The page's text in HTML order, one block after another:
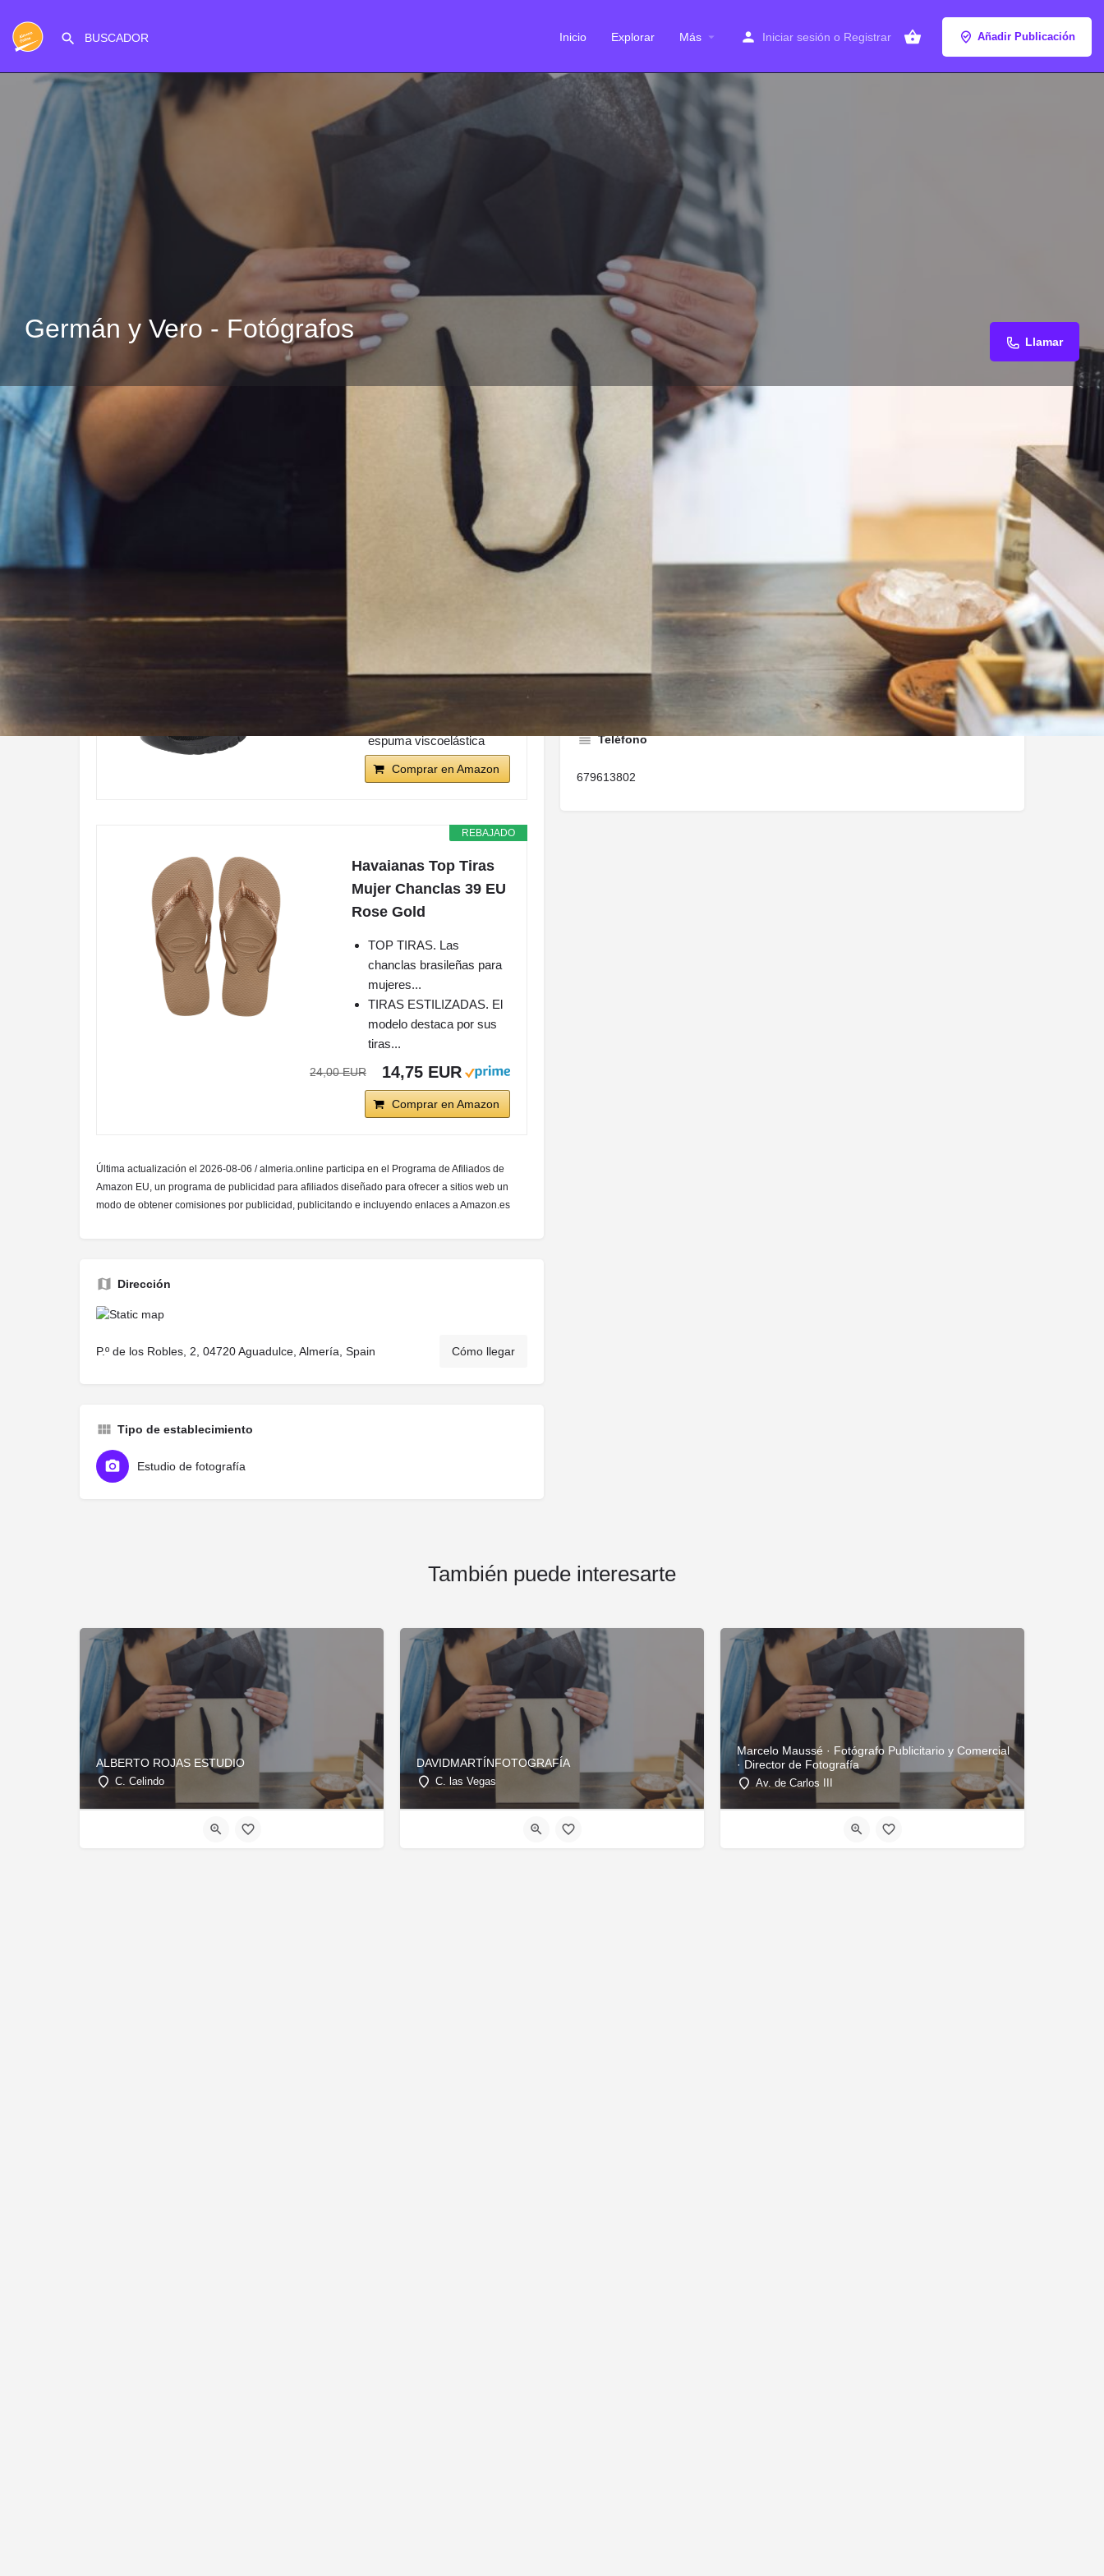
Inicio Explorar Más Iniciar sesión o Registrar Añadir Publicación
Germán y Vero - Fotógrafos Llamar
Descripción 0
Guardar Compartir
Forro de tela suave para
Plantilla acolchada de
espuma viscoelástica
Comprar en Amazon
REBAJADO
Havaianas Top Tiras
Mujer Chanclas 39 EU
Rose Gold
TOP TIRAS. Las
chanclas brasileñas para
mujeres...
TIRAS ESTILIZADAS. El
modelo destaca por sus
tiras...
24,00 EUR 14,75 EUR
Comprar en Amazon
Última actualización el 2026-08-06 / almeria.online participa en el Programa de Afiliados de
Amazon EU, un programa de publicidad para afiliados diseñado para ofrecer a sitios web un
modo de obtener comisiones por publicidad, publicitando e incluyendo enlaces a Amazon.es
Dirección
P.º de los Robles, 2, 04720 Aguadulce, Almería, Spain Cómo llegar
Tipo de establecimiento
Estudio de fotografía
Teléfono
679613802
También puede interesarte
ALBERTO ROJAS ESTUDIO
C. Celindo
DAVIDMARTÍNFOTOGRAFÍA
C. las Vegas
Marcelo Maussé · Fotógrafo Publicitario y Comercial
· Director de Fotografía
Av. de Carlos III